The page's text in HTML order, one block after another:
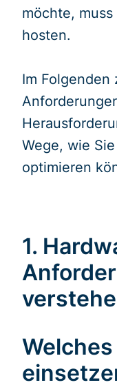
möchte,
hosten.
Im
Wege, wie
optimieren
1.